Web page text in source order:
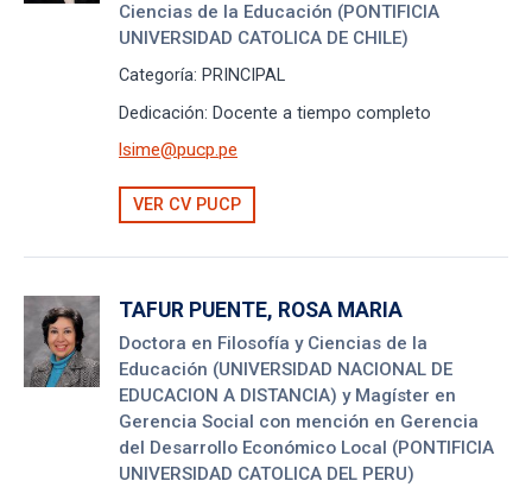
Ciencias de la Educación (PONTIFICIA
UNIVERSIDAD CATOLICA DE CHILE)
Categoría: PRINCIPAL
Dedicación: Docente a tiempo completo
lsime@pucp.pe
VER CV PUCP
TAFUR PUENTE, ROSA MARIA
Doctora en Filosofía y Ciencias de la
Educación (UNIVERSIDAD NACIONAL DE
EDUCACION A DISTANCIA) y Magíster en
Gerencia Social con mención en Gerencia
del Desarrollo Económico Local (PONTIFICIA
UNIVERSIDAD CATOLICA DEL PERU)